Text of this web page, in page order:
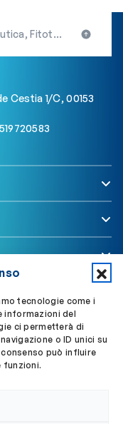
tecnologie come i
informazioni del
ci permetterà di
o ID unici su
può influire
funzioni.
grande successo a Roma per l’evento scientifico promosso dall’OBLA
Cestia 1/C, 00153
Accedi a My OBLA